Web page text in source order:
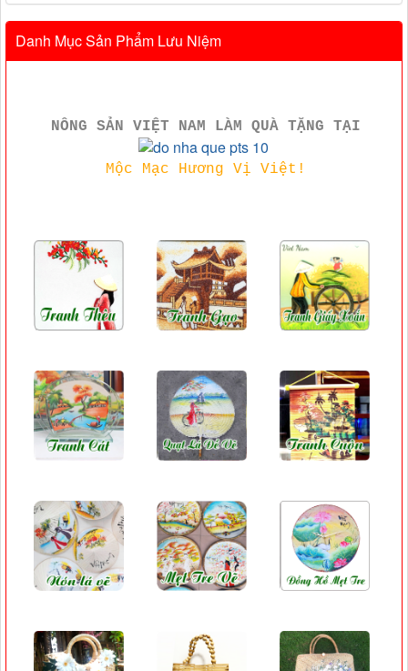
Danh Mục Sản Phẩm Lưu Niệm
NÔNG SẢN VIỆT NAM LÀM QUÀ TẶNG TẠI
Mộc Mạc Hương Vị Việt!